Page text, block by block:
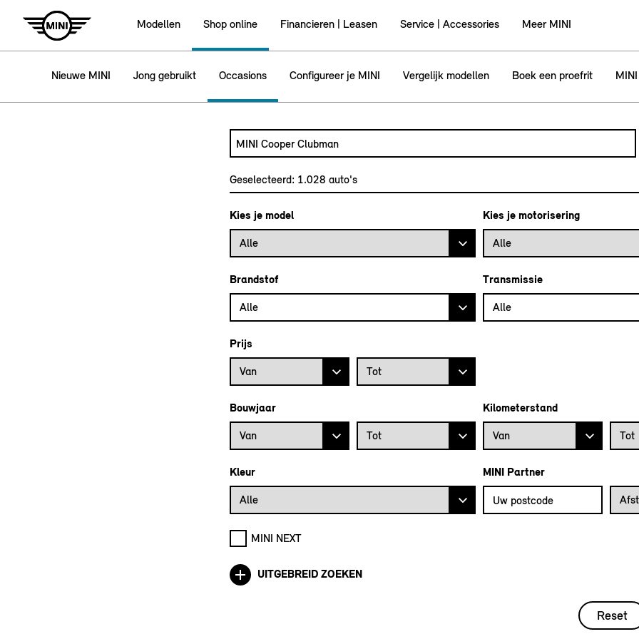
Modellen Shop online Financieren | Leasen Service | Accessories Meer MINI
Nieuwe MINI Jong gebruikt Occasions Configureer je MINI Vergelijk modellen Boek een proefrit
Zoek naar een automodel, bijvoorbeeld MINI Cooper Clubman
Geselecteerd: 1.028 auto's
Kies je model
Alle
Kies je motorisering
Alle
Brandstof
Alle
Transmissie
Alle
Prijs
Prijs vanaf
Van Prijs tot
Tot
Bouwjaar
Bouwjaar vanaf
Van Bouwjaar tot
Tot
Kilometerstand
Kilometerstand vanaf
Van Tot
Kleur
Alle
MINI Partner
Vul uw postcode in om de
MINI NEXT
UITGEBREID ZOEKEN
Reset